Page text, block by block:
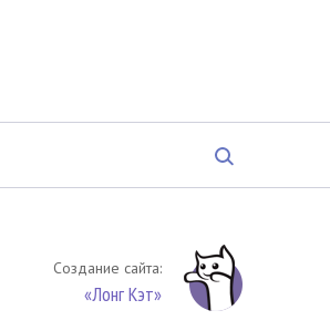
Создание сайта:
«Лонг Кэт»